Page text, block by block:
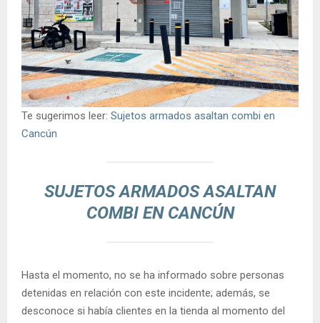
Te sugerimos leer: Sujetos armados asaltan combi en
Cancún
SUJETOS ARMADOS ASALTAN
COMBI EN CANCÚN
Hasta el momento, no se ha informado sobre personas
detenidas en relación con este incidente; además, se
desconoce si había clientes en la tienda al momento del